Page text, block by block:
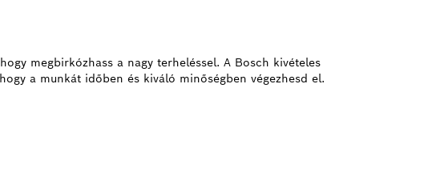
megbirkózhass a nagy terheléssel. A Bosch kivételes
a munkát időben és kiváló minőségben végezhesd el.